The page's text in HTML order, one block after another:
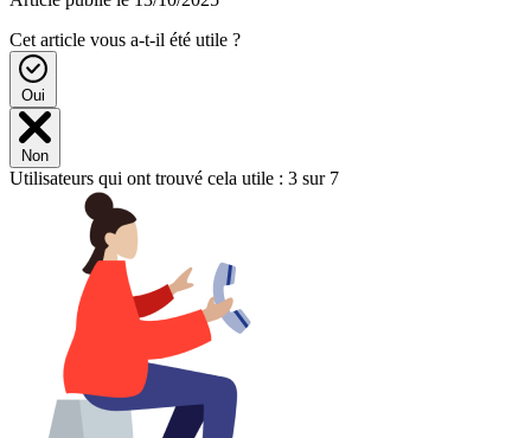
Cet article vous a-t-il été utile ?
Oui
Non
Utilisateurs qui ont trouvé cela utile : 3 sur 7